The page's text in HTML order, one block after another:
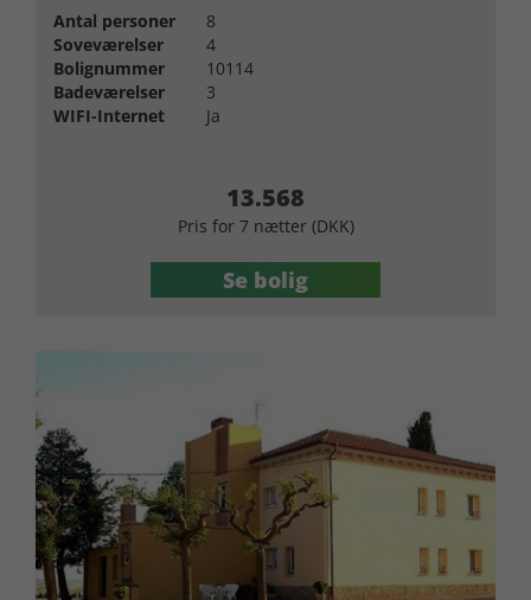
Antal personer
8
Soveværelser
4
Bolignummer
10114
Badeværelser
3
WIFI-Internet
Ja
13.568
Pris for 7 nætter (DKK)
Se bolig